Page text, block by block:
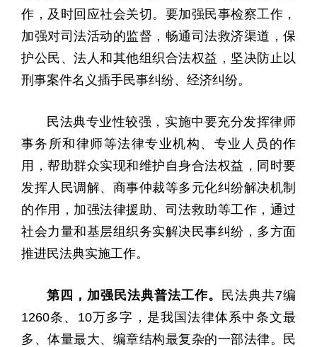
作，及时回应社会关切。要加强民事检察工作，
加强对司法活动的监督，畅通司法救济渠道，保
护公民、法人和其他组织合法权益，坚决防止以
刑事案件名义插手民事纠纷、经济纠纷。
民法典专业性较强，实施中要充分发挥律师
事务所和律师等法律专业机构、专业人员的作
用，帮助群众实现和维护自身合法权益，同时要
发挥人民调解、商事仲裁等多元化纠纷解决机制
的作用，加强法律援助、司法救助等工作，通过
社会力量和基层组织务实解决民事纠纷，多方面
推进民法典实施工作。
第四，加强民法典普法工作。 民法典共7编
1260条、10万多字，是我国法律体系中条文最
多、体量最大、编章结构最复杂的一部法律。民